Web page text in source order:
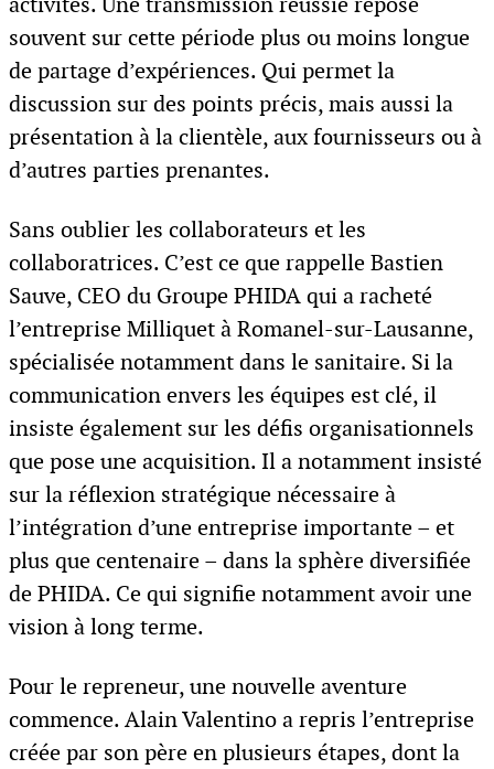
souvent sur cette période plus ou moins longue
de partage d’expériences. Qui permet la
discussion sur des points précis, mais aussi la
présentation à la clientèle, aux fournisseurs ou à
d’autres parties prenantes.
Sans oublier les collaborateurs et les
collaboratrices. C’est ce que rappelle Bastien
Sauve, CEO du Groupe PHIDA qui a racheté
l’entreprise Milliquet à Romanel-sur-Lausanne,
spécialisée notamment dans le sanitaire. Si la
communication envers les équipes est clé, il
insiste également sur les défis organisationnels
que pose une acquisition. Il a notamment insisté
sur la réflexion stratégique nécessaire à
l’intégration d’une entreprise importante – et
plus que centenaire – dans la sphère diversifiée
de PHIDA. Ce qui signifie notamment avoir une
vision à long terme.
Pour le repreneur, une nouvelle aventure
commence. Alain Valentino a repris l’entreprise
créée par son père en plusieurs étapes, dont la